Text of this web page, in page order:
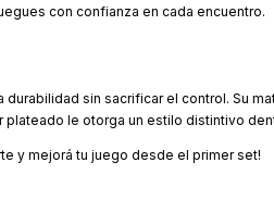
con confianza en cada encuentro.
durabilidad sin sacrificar el control. Su
le otorga un estilo distintivo
y mejorá tu juego desde el primer set!